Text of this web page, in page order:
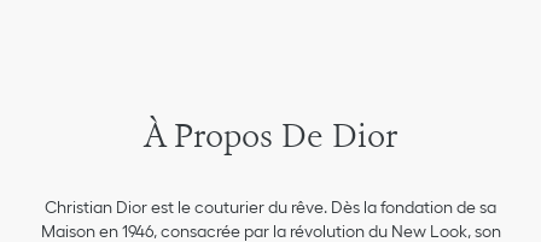
À Propos De Dior
Christian Dior est le couturier du rêve. Dès la fondation de sa
Maison en 1946, consacrée par la révolution du New Look, son